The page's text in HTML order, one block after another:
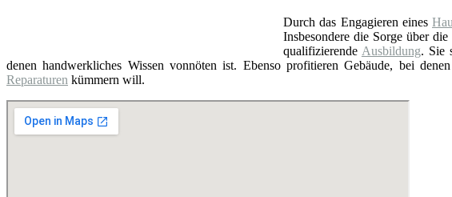
Durch das Engagieren eines
Insbesondere die Sorge über
qualifizierende Ausbildung. Sie
denen handwerkliches Wissen vonnöten ist. Ebenso profitieren Gebäude, bei
Reparaturen kümmern will.